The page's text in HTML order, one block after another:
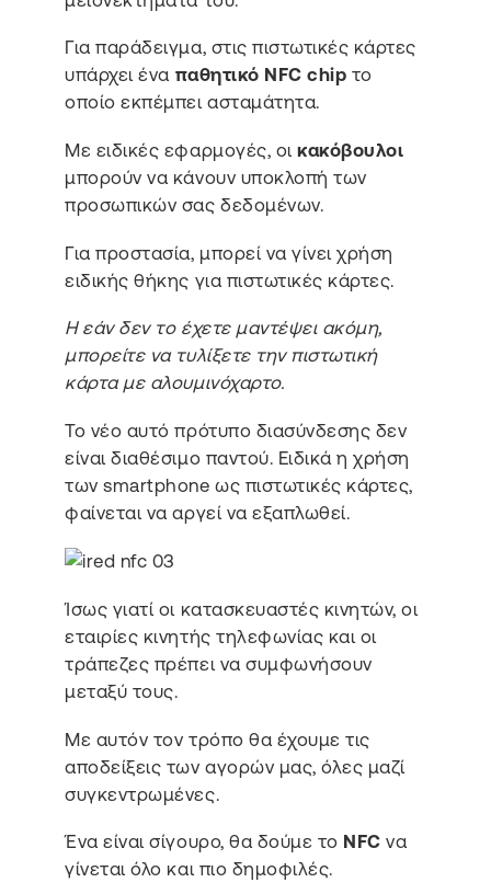
Για παράδειγμα, στις πιστωτικές κάρτες
υπάρχει ένα παθητικό NFC chip το
οποίο εκπέμπει ασταμάτητα.
Με ειδικές εφαρμογές, οικακόβουλοι
μπορούν να κάνουν υποκλοπή των
προσωπικών σας δεδομένων.
Για προστασία, μπορεί να γίνει χρήση
ειδικής θήκης για πιστωτικές κάρτες.
Η εάν δεν το έχετε μαντέψει ακόμη,
μπορείτε να τυλίξετε την πιστωτική
κάρτα με αλουμινόχαρτο.
Το νέο αυτό πρότυπο διασύνδεσης δεν
είναι διαθέσιμο παντού. Ειδικά η χρήση
των smartphone ως πιστωτικές κάρτες,
φαίνεται να αργεί να εξαπλωθεί.
Ίσως γιατί οι κατασκευαστές κινητών, οι
εταιρίες κινητής τηλεφωνίας και οι
τράπεζες πρέπει να συμφωνήσουν
μεταξύ τους.
Με αυτόν τον τρόπο θα έχουμε τις
αποδείξεις των αγορών μας, όλες μαζί
συγκεντρωμένες.
Ένα είναι σίγουρο, θα δούμε το NFC να
γίνεται όλο και πιο δημοφιλές.